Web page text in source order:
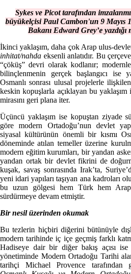
Sykes ve Picot tarafından
büyükelçisi Paul Cambon'un 9 Mayıs
Bakanı Edward Grey’e
İkinci yaklaşım, daha çok Arap ulus-
inhitat/nahda eksenli anlatıdır. Bu
“çöküş” devri olarak kodlanır;
bilinçlenmenin gerçek başlangıcı ise
Osmanlı sonrası ulusal projelerle
keskin kopuşlarla açıklayan bu
mirasını geri plana iter.
Üçüncü yaklaşım ise kopuştan ziyade
göre modern Ortadoğu’nun devlet
siyasal kültürünün önemli bir kısmı
döneminde atılan temeller üzerine
modern eğitim kurumları, bir yandan
yandan ortak bir devlet fikrini de
kuşak, savaş sonrasında Irak’ta,
yeni idari yapıları taşıyan ana kadroları
bu uzun gölgesi hem Türk hem Arap
sürdürmeye devam etmiştir.
Bir nesil üzerinden okumak
Bu tezlerin hiçbiri diğerini bütünüyle
modern tarihinde iç içe geçmiş farklı
Hadiseye dair bir diğer bakış açısı
yönetiminde Modern Ortadoğu Tarihi
tarihçi Michael Provence tarafından